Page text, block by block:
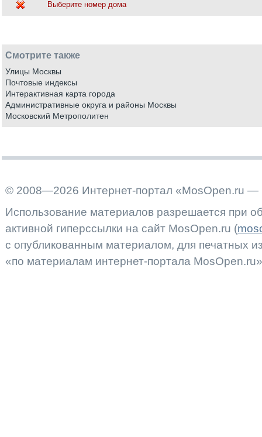
Выберите номер дома
Смотрите также
Улицы Москвы
Почтовые индексы
Интерактивная карта города
Административные округа и районы Москвы
Московский Метрополитен
© 2008—2026 Интернет-портал «MosOpen.ru —
Использование материалов разрешается при
активной гиперссылки на сайт MosOpen.ru (
с опубликованным материалом, для печатных
«по материалам интернет-портала